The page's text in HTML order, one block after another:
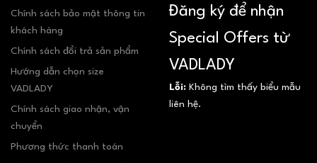
Chính sách bảo mật thông tin
khách hàng
Chính sách đổi trả sản phẩm
Hướng dẫn chọn size
VADLADY
Chính sách giao nhận, vận
chuyển
Phương thức thanh toán
Đăng ký để nhận
Special Offers từ
VADLADY
Lỗi: Không tìm thấy biểu mẫu
liên hệ.